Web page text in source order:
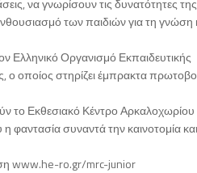
να γνωρίσουν τις δυνατότητες της
των παιδιών για τη γνώση
Ελληνικό Οργανισμό Εκπαιδευτικής
οποίος στηρίζει έμπρακτα
το Εκθεσιακό Κέντρο Αρκαλοχωρίου
φαντασία συναντά την καινοτομία
www.he-ro.gr/mrc-junior